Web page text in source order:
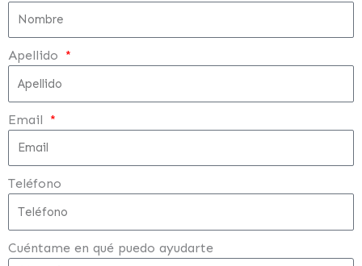
Apellido
Email
Teléfono
Cuéntame en qué puedo ayudarte